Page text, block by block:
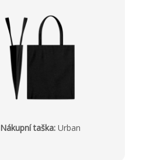
Nákupní taška: Urban